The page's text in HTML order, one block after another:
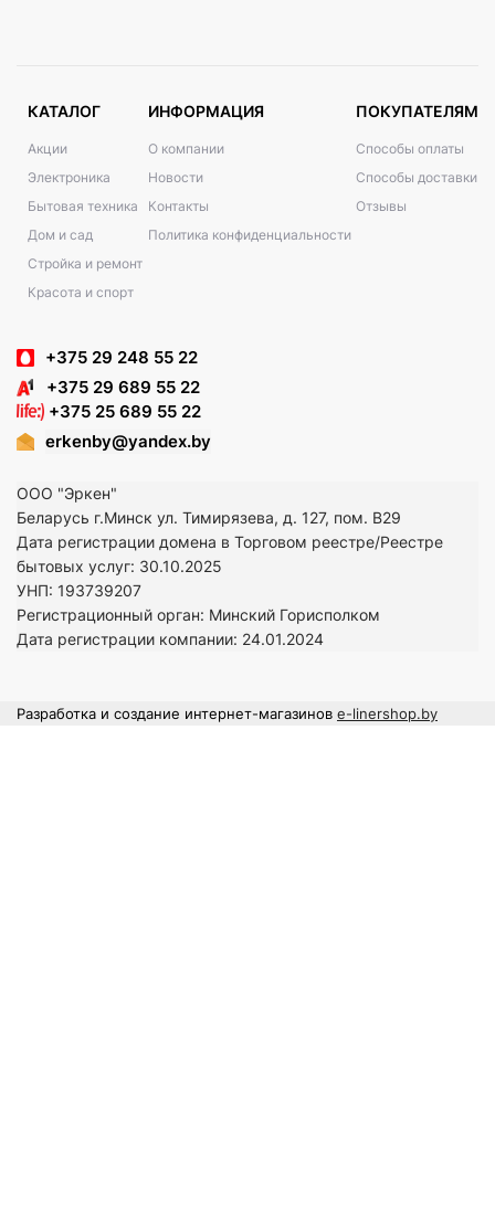
КАТАЛОГ
Акции
Электроника
Бытовая техника
Дом и сад
Стройка и ремонт
Красота и спорт
ИНФОРМАЦИЯ
О компании
Новости
Контакты
Политика конфиденциальности
ПОКУПАТЕЛЯМ
Способы оплаты
Способы доставки
Отзывы
+375 29 248 55 22
+375 29 689 55 22
+375 25 689 55 22
erkenby@yandex.by
ООО "Эркен"
Беларусь г.Минск ул. Тимирязева, д. 127, пом. В29
Дата регистрации домена в Торговом реестре/Реестре
бытовых услуг: 30.10.2025
УНП: 193739207
Регистрационный орган: Минский Горисполком
Дата регистрации компании: 24.01.2024
Разработка и создание интернет-магазинов e-linershop.by